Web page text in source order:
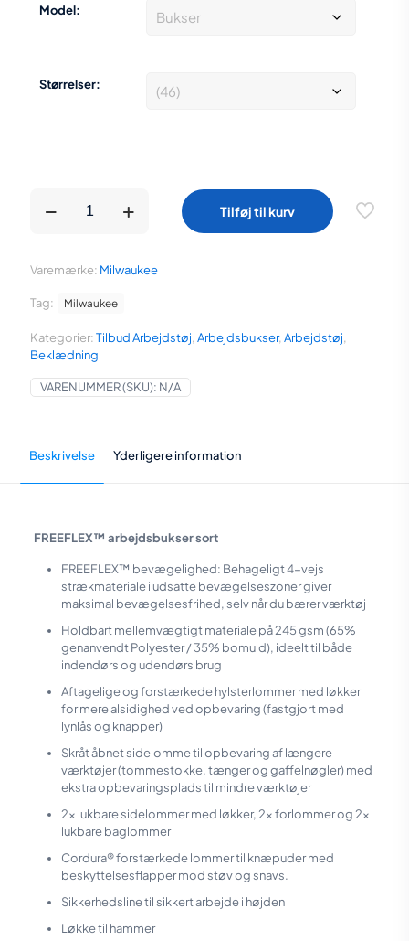
var:
Model:
Størrelser:
FREEFLEX™
antal
Tilføj til kurv
VARENUMMER (SKU): N/A
Kategorier:Tilbud Arbejdstøj, Arbejdsbukser, Arbejdstøj,
Beklædning
Tag: Milwaukee
Varemærke: Milwaukee
Beskrivelse Yderligere information
FREEFLEX™ arbejdsbukser sort
FREEFLEX™ bevægelighed: Behageligt 4-vejs
strækmateriale i udsatte bevægelseszoner giver
maksimal bevægelsesfrihed, selv når du bærer værktøj
Holdbart mellemvægtigt materiale på 245 gsm (65%
genanvendt Polyester / 35% bomuld), ideelt til både
indendørs og udendørs brug
Aftagelige og forstærkede hylsterlommer med løkker
for mere alsidighed ved opbevaring (fastgjort med
lynlås og knapper)
Skråt åbnet sidelomme til opbevaring af længere
værktøjer (tommestokke, tænger og gaffelnøgler) med
ekstra opbevaringsplads til mindre værktøjer
2x lukbare sidelommer med løkker, 2x forlommer og 2x
lukbare baglommer
Cordura® forstærkede lommer til knæpuder med
beskyttelsesflapper mod støv og snavs.
Sikkerhedsline til sikkert arbejde i højden
Løkke til hammer